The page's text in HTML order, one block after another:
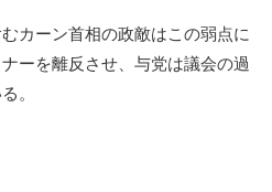
カーン首相の政敵はこの弱点に
ーを離反させ、与党は議会の過
。